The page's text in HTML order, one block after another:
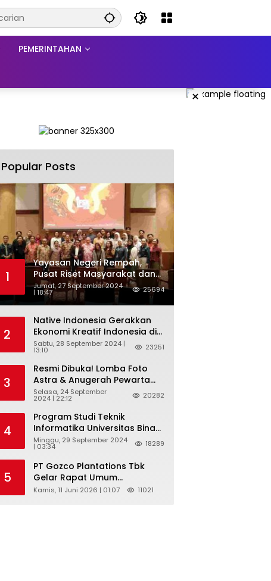
PEMERINTAHAN
×
Popular Posts
1
Yayasan Negeri Rempah,
Pusat Riset Masyarakat dan
Budaya, dan Badan Riset dan
Inovasi Nasional ( BRIN )
Sukses Gelar International
Forum on Spice Routes (IFSR)
2024
Jumat, 27 September 2024
| 18:47 25694
2
Native Indonesia Gerakkan
Ekonomi Kreatif Indonesia di
Belgia Lewat “TELUSUR Kain
Indonesia”
Sabtu, 28 September 2024 |
13:10 23251
3
Resmi Dibuka! Lomba Foto
Astra & Anugerah Pewarta
Astra 2024: Bersama,
Berkarya, Berkelanjutan
Selasa, 24 September
2024 | 22:12 20282
4
Program Studi Teknik
Informatika Universitas Bina
Sarana Informatika
Selenggarakan Pelatihan
Pemanfaatan Aplikasi Tiktok
Shop Sebagai Media
Pemasaran Pada Forum
UMKM Bojongbaru
Minggu, 29 September 2024
| 03:34 18289
5
PT Gozco Plantations Tbk
Gelar Rapat Umum
Pemegang Saham Tahunan
Kamis, 11 Juni 2026 | 01:07 11021